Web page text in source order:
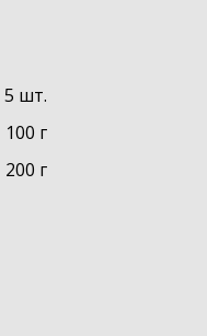
5 шт.
100 г
200 г